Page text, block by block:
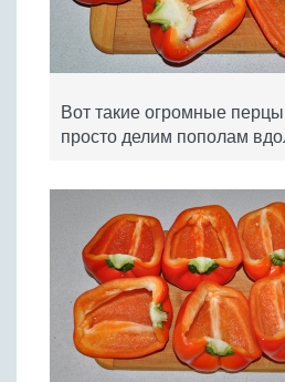
Вот такие огромные
просто делим пополам